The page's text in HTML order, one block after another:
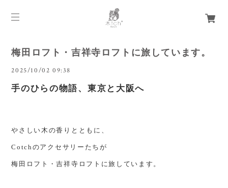
梅田ロフト・吉祥寺ロフトに旅しています。
2025/10/02 09:38
手のひらの物語、東京と大阪へ
やさしい木の香りとともに、
Cotchのアクセサリーたちが
梅田ロフト・吉祥寺ロフトに旅しています。